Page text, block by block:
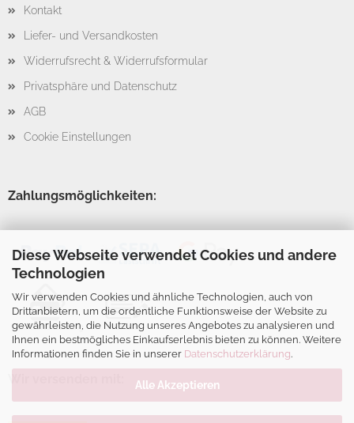
Diese Webseite verwendet Cookies und andere
Technologien
Wir verwenden Cookies und ähnliche Technologien, auch von
Drittanbietern, um die ordentliche Funktionsweise der Website zu
gewährleisten, die Nutzung unseres Angebotes zu analysieren und
Ihnen ein bestmögliches Einkaufserlebnis bieten zu können. Weitere
Informationen finden Sie in unserer Datenschutzerklärung.
Alle Akzeptieren
Kontakt
Liefer- und Versandkosten
Widerrufsrecht & Widerrufsformular
Privatsphäre und Datenschutz
AGB
Cookie Einstellungen
Zahlungsmöglichkeiten: